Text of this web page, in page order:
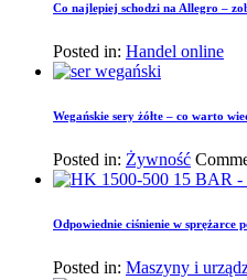
Co najlepiej schodzi na Allegro –
Posted in: Handel online
Wegańskie sery żółte – co warto
Posted in: Żywność
Odpowiednie ciśnienie w sprężarce
Posted in: Maszyny i